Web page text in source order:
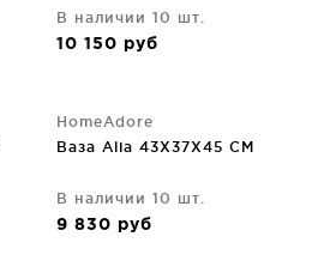
В наличии 10 шт.
10 150 руб
HomeAdore
Ваза Alia 43X37X45 CM
В наличии 10 шт.
9 830 руб